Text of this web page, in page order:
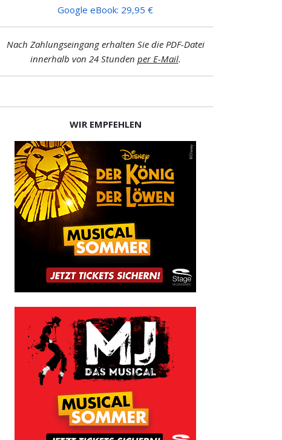
Google eBook: 29,95 €
Nach Zahlungseingang erhalten Sie die PDF-Datei
innerhalb von 24 Stunden per E-Mail.
WIR EMPFEHLEN